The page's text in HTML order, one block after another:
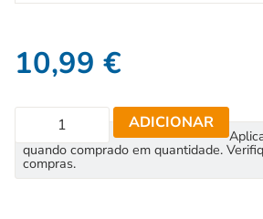
10,99 €
ADICIONAR
quando comprado em quantidade.
compras.